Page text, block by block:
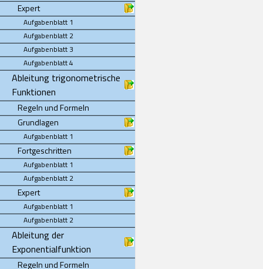
Expert
Aufgabenblatt 1
Aufgabenblatt 2
Aufgabenblatt 3
Aufgabenblatt 4
Ableitung trigonometrische
Funktionen
Regeln und Formeln
Grundlagen
Aufgabenblatt 1
Fortgeschritten
Aufgabenblatt 1
Aufgabenblatt 2
Expert
Aufgabenblatt 1
Aufgabenblatt 2
Ableitung der
Exponentialfunktion
Regeln und Formeln